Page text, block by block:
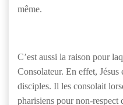
même.
C’est aussi la raison pour
Consolateur. En effet, Jésus
disciples. Il les consolait
pharisiens pour non-respect